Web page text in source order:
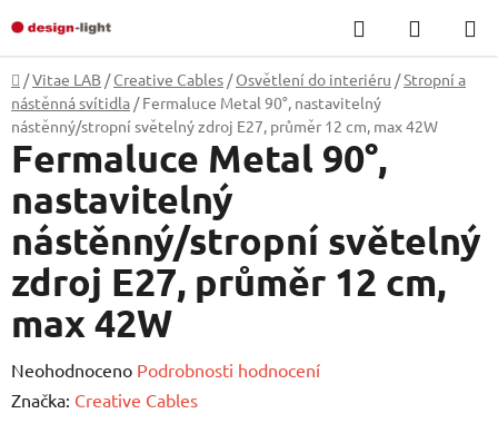
na
obsah
Hledat
KOŠÍK
Domů
/Vitae LAB / Creative Cables / Osvětlení do interiéru /Stropní a
nástěnná svítidla / Fermaluce Metal 90°, nastavitelný
nástěnný/stropní světelný zdroj E27, průměr 12 cm, max 42W
Fermaluce Metal 90°,
nastavitelný
nástěnný/stropní světelný
zdroj E27, průměr 12 cm,
max 42W
Průměrné
hodnocení
Neohodnoceno Podrobnosti hodnocení
Značka: Creative Cables